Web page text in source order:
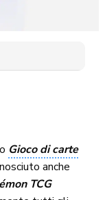
Gioco di carte
anche
TCG